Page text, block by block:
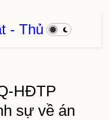
- Thủ
HĐTP
sự về án